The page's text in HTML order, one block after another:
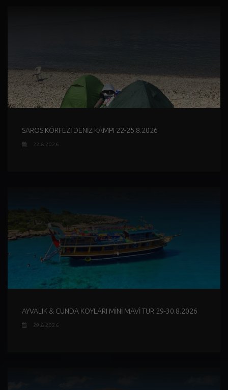
SAROS KÖRFEZİ DENİZ KAMPI 22-25.8.2026
22.8.2026
AYVALIK & CUNDA KOYLARI MİNİ MAVİ TUR 29-30.8.2026
29.8.2026